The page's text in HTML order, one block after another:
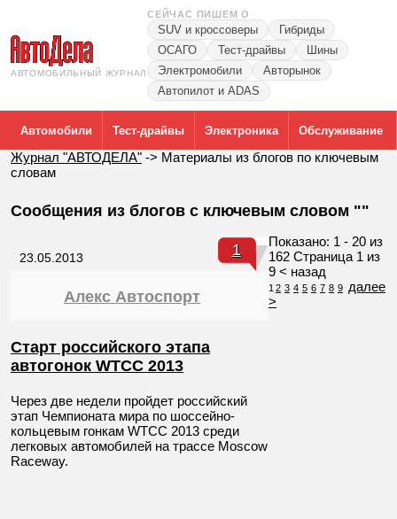
АВТОМОБИЛЬНЫЙ ЖУРНАЛ
СЕЙЧАС ПИШЕМ О
SUV и кроссоверы
Гибриды
ОСАГО
Тест-драйвы
Шины
Электромобили
Авторынок
Автопилот и ADAS
Автомобили Тест-драйвы Электроника Обслуживание
Журнал "АВТОДЕЛА" -> Материалы из блогов по ключевым
словам
Сообщения из блогов с ключевым словом ""
23.05.2013 1
Алекс Автоспорт
Старт российского этапа
автогонок WTCC 2013
Через две недели пройдет российский
этап Чемпионата мира по шоссейно-
кольцевым гонкам WTCC 2013 среди
легковых автомобилей на трассе Moscow
Raceway.
Показано: 1 - 20 из
162 Страница 1 из
9 < назад
1 2 3 4 5 6 7 8 9 далее
>